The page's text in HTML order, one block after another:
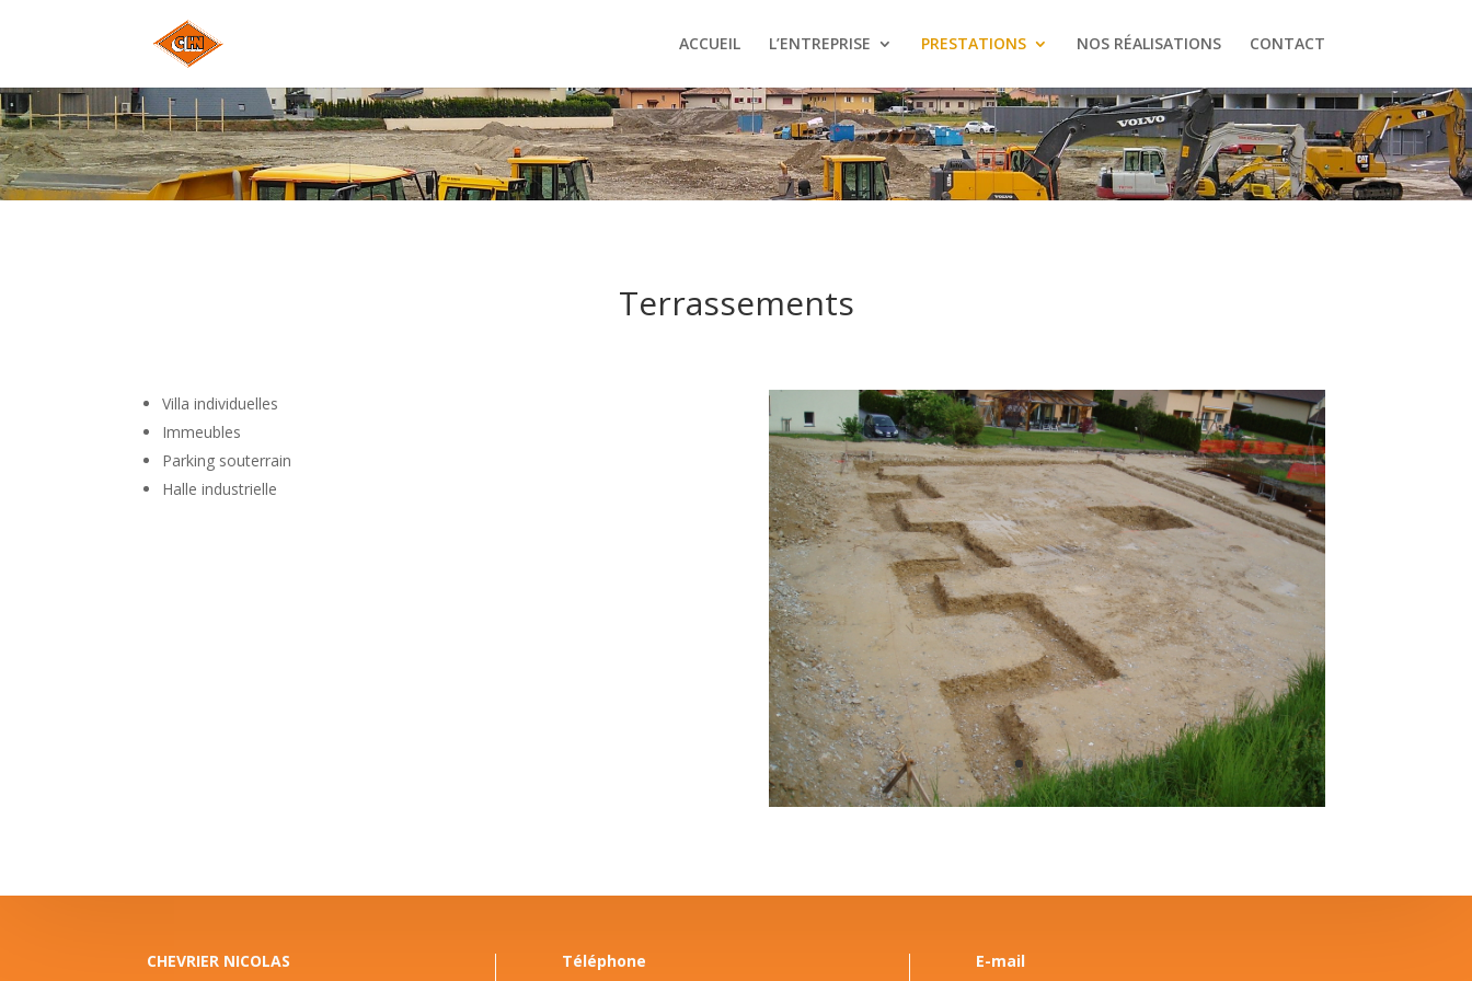
ACCUEIL L’ENTREPRISE PRESTATIONS NOS RÉALISATIONS CONTACT
Terrassements
Villa individuelles
Immeubles
Parking souterrain
Halle industrielle
CHEVRIER NICOLAS Téléphone E-mail